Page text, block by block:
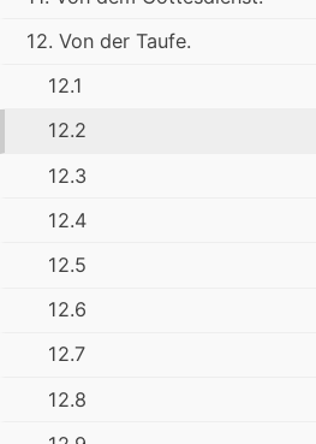
12. Von der Taufe.
12.1
12.2
12.3
12.4
12.5
12.6
12.7
12.8